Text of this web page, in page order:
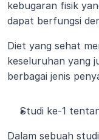
kebugaran fisik
dapat berfungsi
Diet yang sehat
keseluruhan yang
berbagai jenis
Studi ke-1
Dalam sebuah